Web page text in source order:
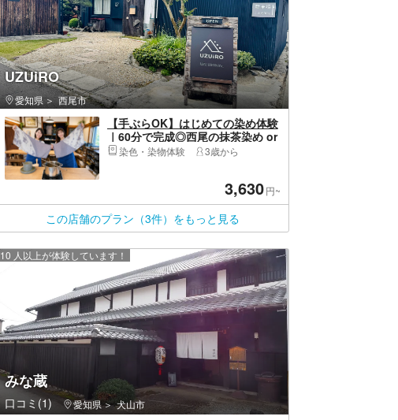
UZUiRO
愛知県 西尾市
【手ぶらOK】はじめての染め体験
｜60分で完成◎西尾の抹茶染め or
藍染め
染色・染物体験 3歳から
3,630円~
この店舗のプラン（3件）をもっと見る
みな蔵
口コミ(1) 愛知県 犬山市
10 人以上が体験しています！